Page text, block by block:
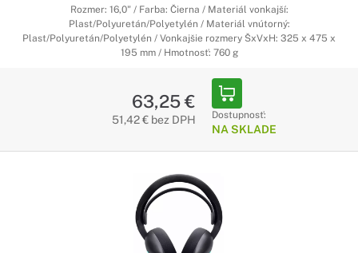
Rozmer: 16,0" / Farba: Čierna / Materiál vonkajší:
Plast/Polyuretán/Polyetylén / Materiál vnútorný:
Plast/Polyuretán/Polyetylén / Vonkajšie rozmery ŠxVxH: 325 x 475 x
195 mm / Hmotnosť: 760 g
63,25 €
51,42 € bez DPH Dostupnosť:
NA SKLADE